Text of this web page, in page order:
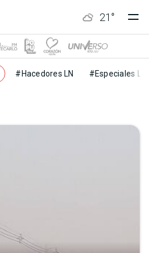
21 °
#Hacedores LN #Especiales LN